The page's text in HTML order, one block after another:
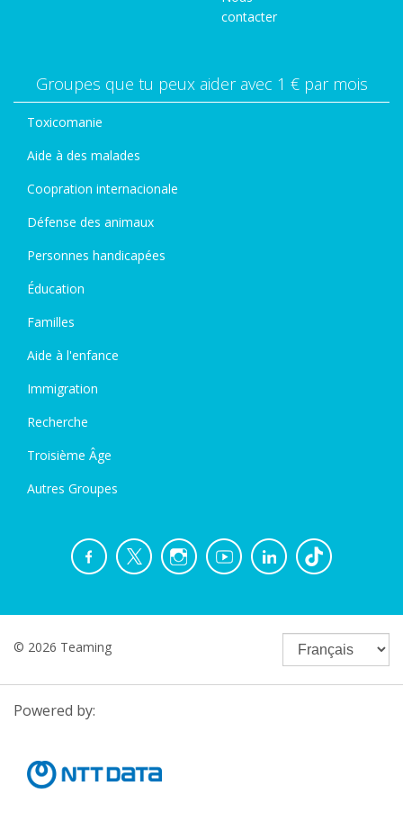
contacter
Groupes que tu peux aider avec 1 € par mois
Toxicomanie
Aide à des malades
Coopration internacionale
Défense des animaux
Personnes handicapées
Éducation
Familles
Aide à l'enfance
Immigration
Recherche
Troisième Âge
Autres Groupes
© 2026 Teaming
Powered by: